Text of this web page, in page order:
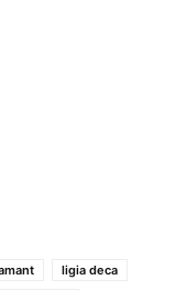
ligia deca